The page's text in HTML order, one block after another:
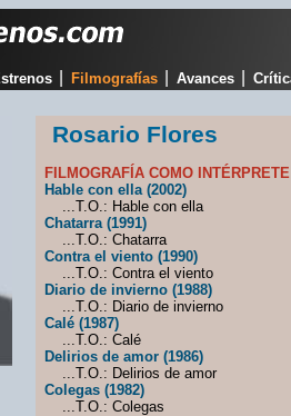
Filmografías Avances
Rosario Flores
FILMOGRAFÍA COMO
Hable con ella (2002)
...T.O.: Hable con ella
Chatarra (1991)
...T.O.: Chatarra
Contra el viento (1990)
...T.O.: Contra el viento
Diario de invierno (1988)
...T.O.: Diario de invierno
Calé (1987)
...T.O.: Calé
Delirios de amor (1986)
...T.O.: Delirios de amor
Colegas (1982)
...T.O.: Colegas